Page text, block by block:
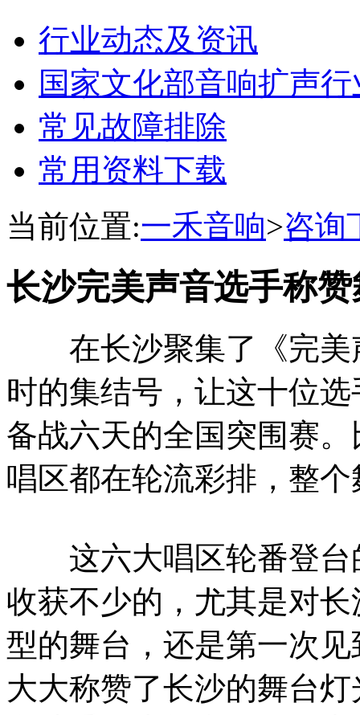
行业动态及资讯
国家文化部音响扩声
常见故障排除
常用资料下载
当前位置:一禾音响>咨询
长沙完美声音选手称
在长沙聚集了《完美
时的集结号，让这十位
备战六天的全国突围赛
唱区都在轮流彩排，整
这六大唱区轮番登台
收获不少的，尤其是对
型的舞台，还是第一次
大大称赞了长沙的舞台